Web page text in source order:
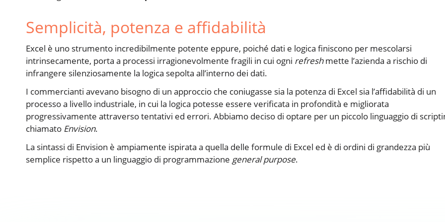
Semplicità, potenza e affidabilità
Excel è uno strumento incredibilmente potente eppure, poiché dati e logica finiscono per mescolarsi
intrinsecamente, porta a processi irragionevolmente fragili in cui ogni refreshmette l’azienda a rischio di
infrangere silenziosamente la logica sepolta all’interno dei dati.
I commercianti avevano bisogno di un approccio che coniugasse sia la potenza di Excel sia l’affidabilità di un
processo a livello industriale, in cui la logica potesse essere verificata in profondità e migliorata
progressivamente attraverso tentativi ed errori. Abbiamo deciso di optare per un piccolo linguaggio di
chiamato Envision.
La sintassi di Envision è ampiamente ispirata a quella delle formule di Excel ed è di ordini di grandezza più
semplice rispetto a un linguaggio di programmazione general purpose.